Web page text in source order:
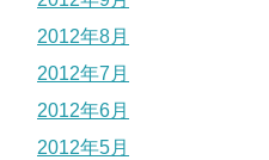
2012年8月
2012年7月
2012年6月
2012年5月